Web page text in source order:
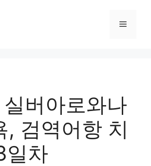
Menu
버아로와나
, 검역어항 치
일차